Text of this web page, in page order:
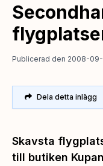
Publicerad den 2008-
Dela detta inlägg
Skavsta
till butiken